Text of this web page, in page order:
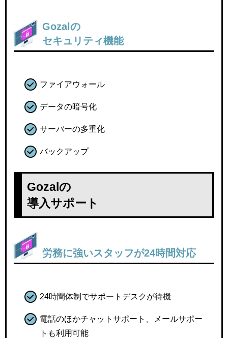
Gozalの
セキュリティ機能
ファイアウォール
データの暗号化
サーバーの多重化
バックアップ
Gozalの
導入サポート
労務に強いスタッフが24時間対応
24時間体制でサポートデスクが待機
電話のほかチャットサポート、メールサポー
トも利用可能